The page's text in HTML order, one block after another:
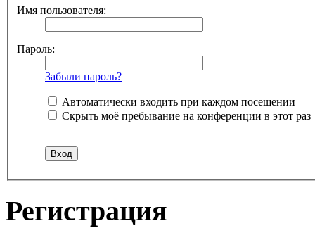
Имя пользователя:
Пароль:
Забыли пароль?
Автоматически входить при каждом посещении
Скрыть моё пребывание на конференции в этот раз
Регистрация